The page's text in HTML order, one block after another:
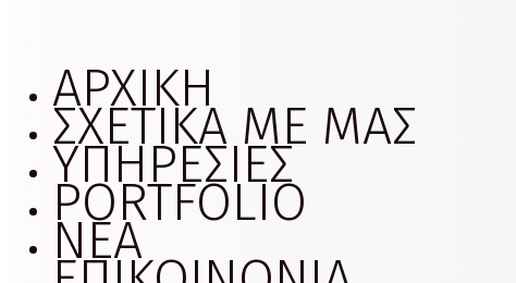
ΑΡΧΙΚΗ
ΣΧΕΤΙΚΑ ΜΕ ΜΑΣ
ΥΠΗΡΕΣΙΕΣ
PORTFOLIO
ΝΕΑ